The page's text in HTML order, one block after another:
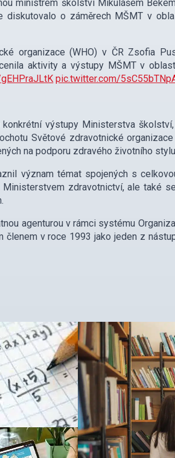
ministrem školství Mikulášem
diskutovalo o záměrech MŠMT v
organizace (WHO) v ČR Zsofia
aktivity a výstupy MŠMT v
pic.twitter.com/
výstupy Ministerstva
Světové zdravotnické
na podporu zdravého životního
význam témat spojených s
zdravotnictví, ale také
agenturou v rámci systému
členem v roce 1993 jako jeden z